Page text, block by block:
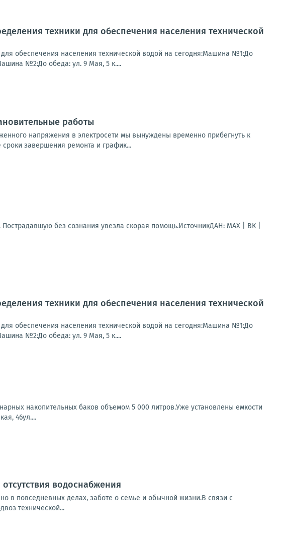
техники для обеспечения населения технической
обеспечения населения технической водой на сегодня:Машина №1:До
№2:До обеда: ул. 9 Мая, 5 к....
работы
напряжения в электросети мы вынуждены временно прибегнуть к
завершения ремонта и график...
без сознания увезла скорая помощь.ИсточникДАН: MAX | ВК |
техники для обеспечения населения технической
обеспечения населения технической водой на сегодня:Машина №1:До
№2:До обеда: ул. 9 Мая, 5 к....
накопительных баков объемом 5 000 литров.Уже установлены емкости
46ул....
водоснабжения
повседневных делах, заботе о семье и обычной жизни.В связи с
технической...